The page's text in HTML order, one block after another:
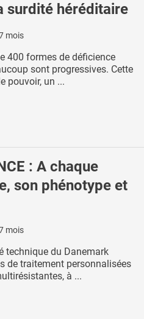
surdité héréditaire
mois
400 formes de déficience
sont progressives. Cette
pouvoir, un ...
: A chaque
son phénotype et
mois
technique du Danemark
de traitement personnalisées
à ...